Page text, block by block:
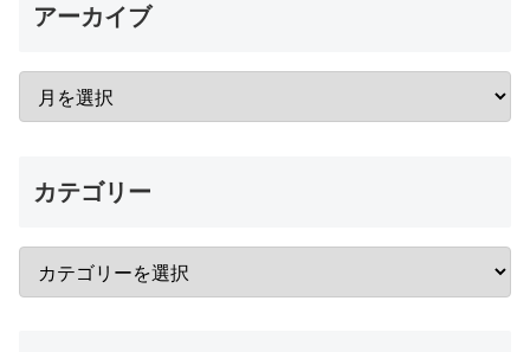
アーカイブ
カテゴリー